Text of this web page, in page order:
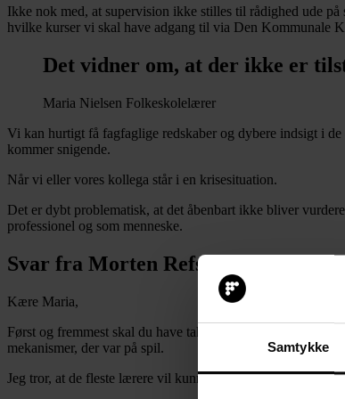
Samtykke
Ikke nok med, at supervision ikke stilles til rådighed ude
hvilke kurser vi skal have adgang til via Den Kommunale
Det vidner om, at der ikke er
Maria Nielsen Folkeskolelærer
Vi kan hurtigt få fagfaglige redskaber og dybere indsigt i
kommer snigende.
Når vi eller vores kollega står i en krisesituation.
Det er dybt problematisk, at det åbenbart ikke bliver
professionel og som menneske.
Svar fra Morten Refskov, formand
Kære Maria,
Først og fremmest skal du have tak for din ærlighed. Det
mekanismer, der var på spil.
Jeg tror, at de fleste lærere vil kunne genkende den